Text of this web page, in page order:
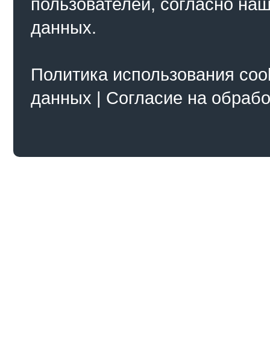
данных.
Политика использования
данных | Согласие на